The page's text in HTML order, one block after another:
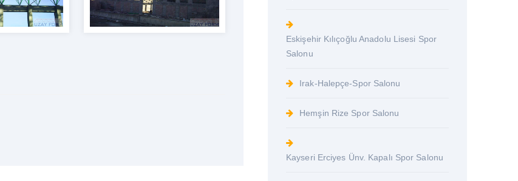
Eskişehir Kılıçoğlu Anadolu Lisesi Spor
Salonu
Irak-Halepçe-Spor Salonu
Hemşin Rize Spor Salonu
Kayseri Erciyes Ünv. Kapalı Spor Salonu